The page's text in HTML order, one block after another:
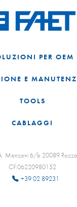
PER OEM
E
TOOLS
CABLAGGI
Manzoni 6/b 20089
CF:06220980152
+39 02 89231